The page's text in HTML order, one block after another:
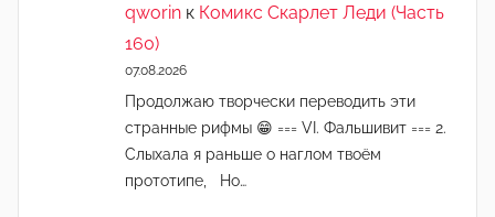
qworin к Комикс Скарлет Леди (Часть
160)
07.08.2026
Продолжаю творчески переводить эти
странные рифмы 😁 === VI. Фальшивит === 2.
Слыхала я раньше о наглом твоём
прототипе, Но…